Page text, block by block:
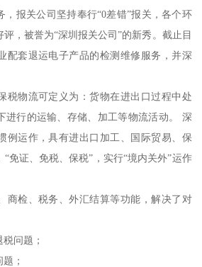
，报关公司坚持奉行“0差错”报关，各个环
，被誉为“深圳报关公司”的新秀。截止目
配套退运电子产品的检测维修服务，并深
税物流可定义为：货物在进出口过程中处
进行的运输、存储、加工等物流活动。 深
例运作，具有进出口加工、国际贸易、保
免证、免税、保税”，实行“境内关外”运作
商检、税务、外汇结算等功能，解决了对
问题；
；